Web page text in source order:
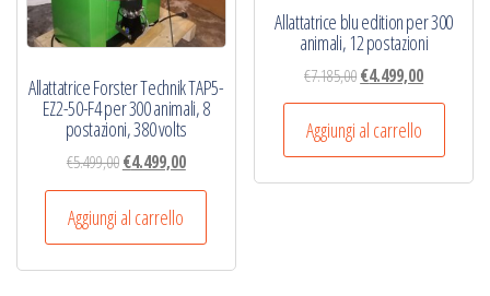
Allattatrice Forster Technik TAP5-
EZ2-50-F4 per 300 animali, 8
postazioni, 380 volts
€5.499,00Il
prezzo
originale
era:
€5.499,00.
€4.499,00Il
prezzo
è:
€4.499,00.
Aggiungi al carrello
Allattatrice blu edition per 300
animali, 12 postazioni
€7.185,00Il
prezzo
originale
era:
€7.185,00.
€4.499,00Il
prezzo
è:
€4.499,00.
Aggiungi al carrello